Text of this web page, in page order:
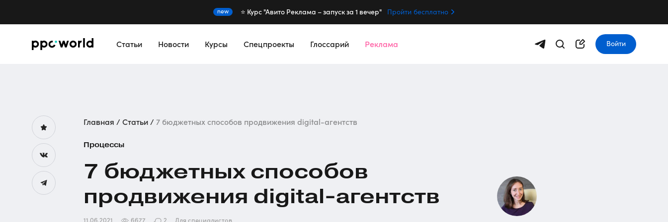
new ⭐️ Курс "Авито Реклама – запуск за 1 вечер" Пройти бесплатно
Статьи Новости Курсы Спецпроекты Глоссарий Реклама Войти
Главная Статьи 7 бюджетных способов продвижения digital-агентств
Процессы
7 бюджетных способов
продвижения digital-агентств
11.06.2021 6677 2 Для специалистов